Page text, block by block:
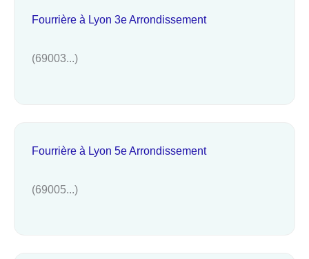
Fourrière à Lyon 3e Arrondissement
(69003...)
Fourrière à Lyon 5e Arrondissement
(69005...)